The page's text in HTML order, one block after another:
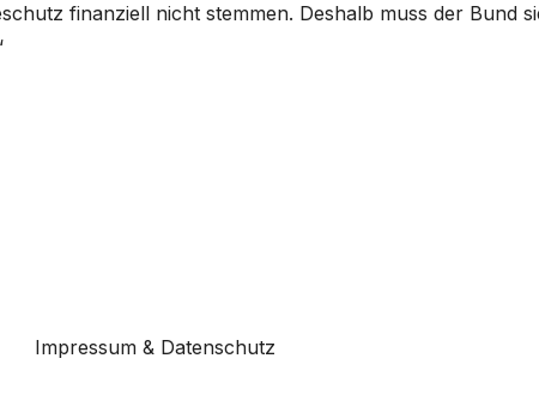
finanziell nicht stemmen. Deshalb muss der Bund
Impressum & Datenschutz